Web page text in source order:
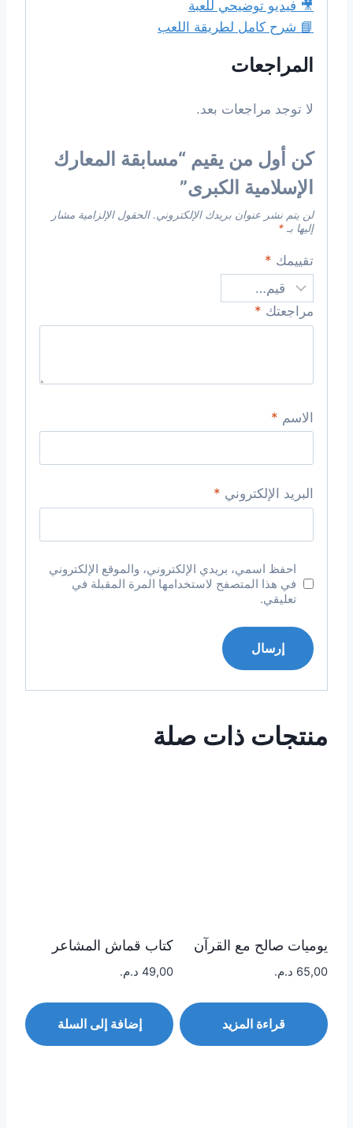
🎥 فيديو توضيحي للعبة
📘 شرح كامل لطريقة اللعب
المراجعات
لا توجد مراجعات بعد.
كن أول من يقيم “مسابقة المعارك
الإسلامية الكبرى”
لن يتم نشر عنوان بريدك الإلكتروني. الحقول الإلزامية مشار
إليها بـ *
تقييمك *
مراجعتك *
الاسم *
البريد الإلكتروني *
احفظ اسمي، بريدي الإلكتروني، والموقع الإلكتروني
في هذا المتصفح لاستخدامها المرة المقبلة في
تعليقي.
منتجات ذات صلة
يوميات صالح مع القرآن
65,00 د.م.
قراءة المزيد
كتاب قماش المشاعر
49,00 د.م.
إضافة إلى السلة